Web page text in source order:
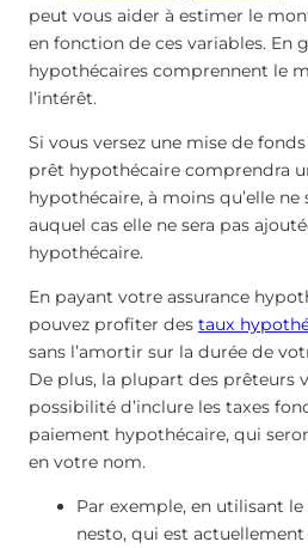
peut vous aider à estimer le
en fonction de ces variables. En
hypothécaires comprennent le
l’intérêt.
Si vous versez une mise de
prêt hypothécaire comprendra
hypothécaire, à moins qu’elle
auquel cas elle ne sera pas
hypothécaire.
En payant votre assurance
pouvez profiter des taux
sans l’amortir sur la durée de
De plus, la plupart des prêteurs
possibilité d’inclure les taxes
paiement hypothécaire, qui
en votre nom.
Par exemple, en utilisant
nesto, qui est actuellement